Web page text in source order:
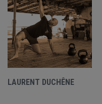
LAURENT DUCHÊNE